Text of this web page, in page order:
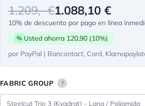
1.209,- €1.088,10 €
10% de descuento por pago en línea
% Usted ahorra 120,90 (10%)
por PayPal | Bancontact, Card,
FABRIC GROUP ?